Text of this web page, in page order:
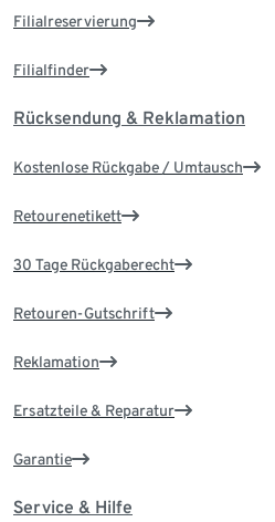
Filialreservierung
Filialfinder
Rücksendung & Reklamation
Kostenlose Rückgabe / Umtausch
Retourenetikett
30 Tage Rückgaberecht
Retouren-Gutschrift
Reklamation
Ersatzteile & Reparatur
Garantie
Service & Hilfe